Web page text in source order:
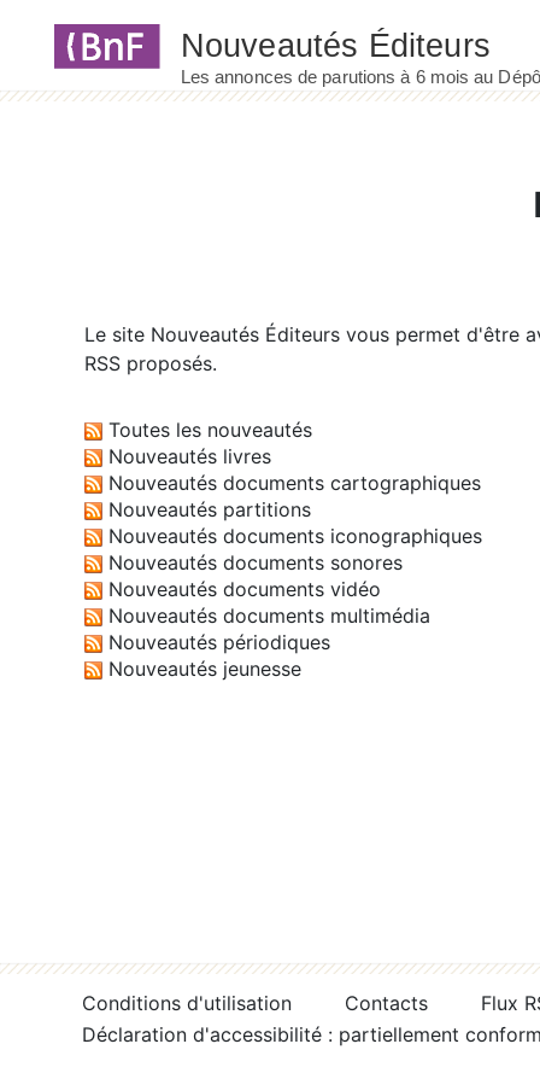
Le site Nouveautés Éditeurs vous permet d'être
RSS proposés.
Toutes les nouveautés
Nouveautés livres
Nouveautés documents cartographiques
Nouveautés partitions
Nouveautés documents iconographiques
Nouveautés documents sonores
Nouveautés documents vidéo
Nouveautés documents multimédia
Nouveautés périodiques
Nouveautés jeunesse
Conditions d'utilisation Contacts
Flux
Déclaration d'accessibilité : partiellement